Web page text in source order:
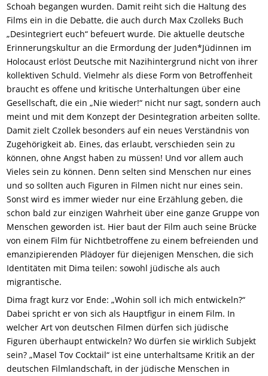
Schoah begangen wurden. Damit reiht sich die Haltung des
Films ein in die Debatte, die auch durch Max Czolleks Buch
„Desintegriert euch“ befeuert wurde. Die aktuelle deutsche
Erinnerungskultur an die Ermordung der Juden*Jüdinnen im
Holocaust erlöst Deutsche mit Nazihintergrund nicht von ihrer
kollektiven Schuld. Vielmehr als diese Form von Betroffenheit
braucht es offene und kritische Unterhaltungen über eine
Gesellschaft, die ein „Nie wieder!“ nicht nur sagt, sondern auch
meint und mit dem Konzept der Desintegration arbeiten sollte.
Damit zielt Czollek besonders auf ein neues Verständnis von
Zugehörigkeit ab. Eines, das erlaubt, verschieden sein zu
können, ohne Angst haben zu müssen! Und vor allem auch
Vieles sein zu können. Denn selten sind Menschen nur eines
und so sollten auch Figuren in Filmen nicht nur eines sein.
Sonst wird es immer wieder nur eine Erzählung geben, die
schon bald zur einzigen Wahrheit über eine ganze Gruppe von
Menschen geworden ist. Hier baut der Film auch seine Brücke
von einem Film für Nichtbetroffene zu einem befreienden und
emanzipierenden Plädoyer für diejenigen Menschen, die sich
Identitäten mit Dima teilen: sowohl jüdische als auch
migrantische.
Dima fragt kurz vor Ende: „Wohin soll ich mich entwickeln?“
Dabei spricht er von sich als Hauptfigur in einem Film. In
welcher Art von deutschen Filmen dürfen sich jüdische
Figuren überhaupt entwickeln? Wo dürfen sie wirklich Subjekt
sein? „Masel Tov Cocktail“ ist eine unterhaltsame Kritik an der
deutschen Filmlandschaft, in der jüdische Menschen in